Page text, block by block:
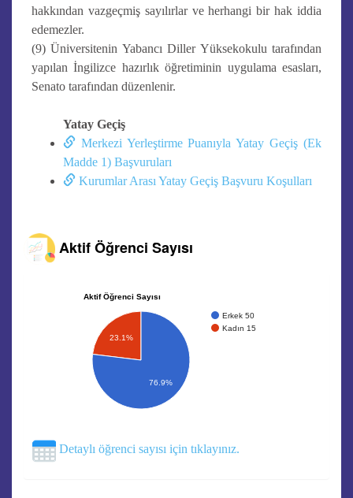
hakkından vazgeçmiş sayılırlar ve herhangi bir hak iddia
edemezler.
(9) Üniversitenin Yabancı Diller Yüksekokulu tarafından
yapılan İngilizce hazırlık öğretiminin uygulama esasları,
Senato tarafından düzenlenir.
Yatay Geçiş
Merkezi Yerleştirme Puanıyla Yatay Geçiş (Ek
Madde 1) Başvuruları
Kurumlar Arası Yatay Geçiş Başvuru Koşulları
Aktif Öğrenci Sayısı
Aktif Öğrenci Sayısı
Erkek 50
Kadın 15
23.1%
76.9%
Detaylı öğrenci sayısı için tıklayınız.